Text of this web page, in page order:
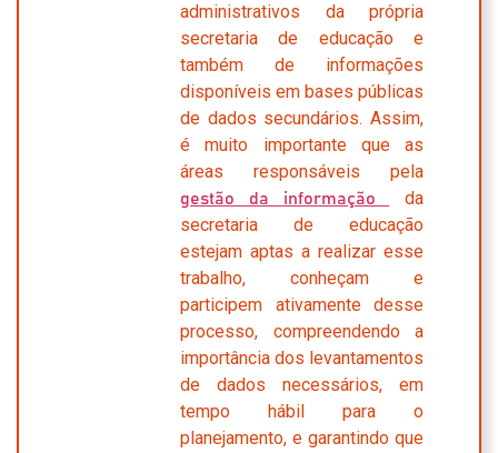
administrativos da própria
secretaria de educação e
também de informações
disponíveis em bases públicas
de dados secundários. Assim,
é muito importante que as
áreas responsáveis pela
gestão da informação
da
secretaria de educação
estejam aptas a realizar esse
trabalho, conheçam e
participem ativamente desse
processo, compreendendo a
importância dos levantamentos
de dados necessários, em
tempo hábil para o
planejamento, e garantindo que